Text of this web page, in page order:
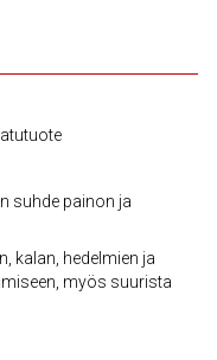
suhde painon ja
kalan, hedelmien ja
myös suurista